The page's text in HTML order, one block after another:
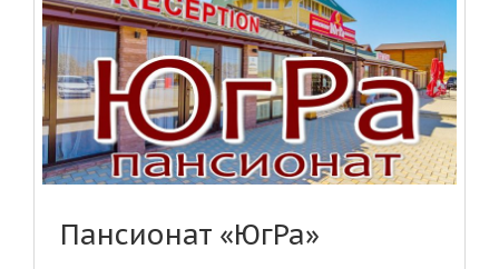
Пансионат «ЮгРа»